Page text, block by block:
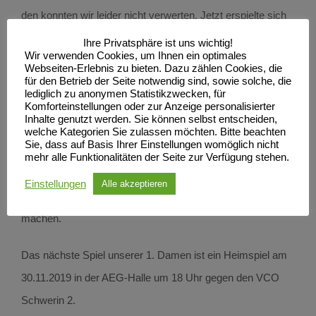
den konnten wir leider nicht verwerten. Jetzt erspielte sich
Warnemünde den nächsten Satzball 27:28, den wir noch
einmal abwehren konnten 28:28, aber dann hatten wir leider
das nachsehen 28:30. Schade, der Satz hätte auch anders
enden können. Auf ging es in den dritten Satz, der auch
sehr ausgeglichen war bis zum Stand von 22:22. Leider
klappte dann zum Ende hin nichts mehr und auch dieser
Satz ging verloren 22:25. Schade, leider nichts gewonnen.
Nun heißt es Kopf hoch und es beim nächsten Mal besser
machen.
Das nächste Spiel unserer 1. Damen ist ein Heimspiel am
30.11.2019 in der AEG-Halle um 18 Uhr gegen den VCO
Schwerin 2.
Ihre Privatsphäre ist uns wichtig!
Wir verwenden Cookies, um Ihnen ein optimales
Webseiten-Erlebnis zu bieten. Dazu zählen Cookies, die
für den Betrieb der Seite notwendig sind, sowie solche, die
lediglich zu anonymen Statistikzwecken, für
Komforteinstellungen oder zur Anzeige personalisierter
Inhalte genutzt werden. Sie können selbst entscheiden,
welche Kategorien Sie zulassen möchten. Bitte beachten
Sie, dass auf Basis Ihrer Einstellungen womöglich nicht
mehr alle Funktionalitäten der Seite zur Verfügung stehen.
Einstellungen Alle akzeptieren